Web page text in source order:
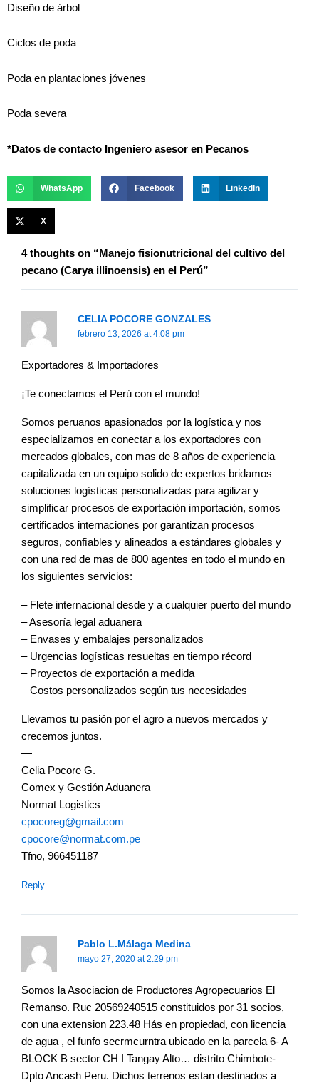
Diseño de árbol
Ciclos de poda
Poda en plantaciones jóvenes
Poda severa
*Datos de contacto Ingeniero asesor en Pecanos
WhatsApp Facebook LinkedIn
X
4 thoughts on “Manejo fisionutricional del cultivo del
pecano (Carya illinoensis) en el Perú”
CELIA POCORE GONZALES
febrero 13, 2026 at 4:08 pm
Exportadores & Importadores
¡Te conectamos el Perú con el mundo!
Somos peruanos apasionados por la logística y nos
especializamos en conectar a los exportadores con
mercados globales, con mas de 8 años de experiencia
capitalizada en un equipo solido de expertos bridamos
soluciones logísticas personalizadas para agilizar y
simplificar procesos de exportación importación, somos
certificados internaciones por garantizan procesos
seguros, conﬁables y alineados a estándares globales y
con una red de mas de 800 agentes en todo el mundo en
los siguientes servicios:
– Flete internacional desde y a cualquier puerto del mundo
– Asesoría legal aduanera
– Envases y embalajes personalizados
– Urgencias logísticas resueltas en tiempo récord
– Proyectos de exportación a medida
– Costos personalizados según tus necesidades
Llevamos tu pasión por el agro a nuevos mercados y
crecemos juntos.
—
Celia Pocore G.
Comex y Gestión Aduanera
Normat Logistics
cpocoreg@gmail.com
cpocore@normat.com.pe
Tfno, 966451187
Reply
Pablo L.Málaga Medina
mayo 27, 2020 at 2:29 pm
Somos la Asociacion de Productores Agropecuarios El
Remanso. Ruc 20569240515 constituidos por 31 socios,
con una extension 223.48 Hás en propiedad, con licencia
de agua , el funfo secrmcurntra ubicado en la parcela 6- A
BLOCK B sector CH I Tangay Alto… distrito Chimbote-
Dpto Ancash Peru. Dichos terrenos estan destinados a